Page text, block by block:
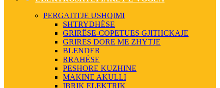
PERGATITJE USHQIMI
SHTRYDHËSE
GRIRËSE-COPETUES GJITHCKAJE
GRIRES DORE ME ZHYTJE
BLENDER
RRAHËSE
PESHORE KUZHINE
MAKINE AKULLI
IBRIK ELEKTRIK